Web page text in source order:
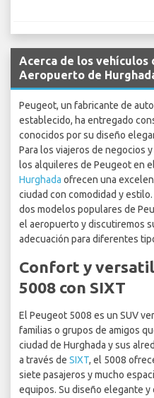
Acerca de los
Aeropuerto de
Peugeot, un fabricante de
establecido, ha entregado
conocidos por su diseño
Para los viajeros de negocios
los alquileres de Peugeot en el
Hurghada ofrecen una
ciudad con comodidad y
dos modelos populares de
el aeropuerto y discutiremos
adecuación para diferentes
Confort y
5008 con SIXT
El Peugeot 5008 es un SUV
familias o grupos de amigos
ciudad de Hurghada y sus
a través de SIXT, el 5008
siete pasajeros y mucho
equipos. Su diseño elegante